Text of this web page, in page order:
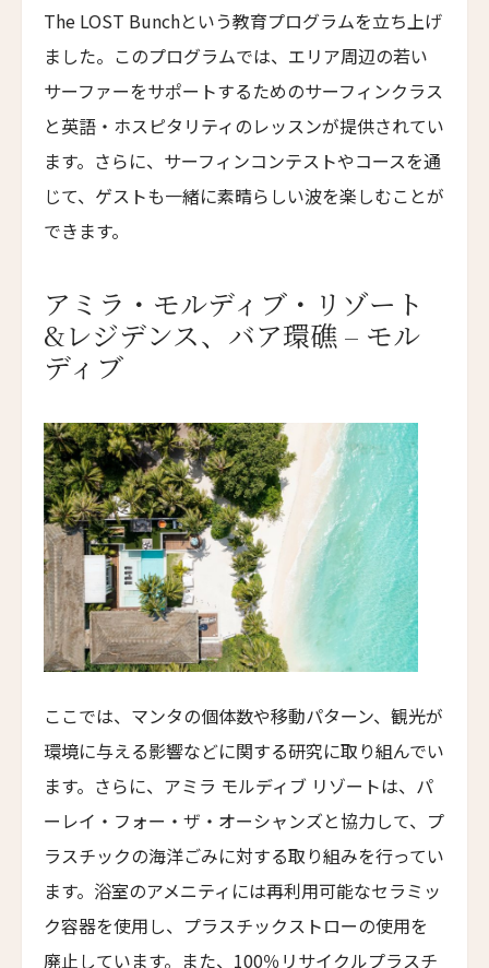
ファン・イェン・36・ホテル
HUANG YAN 36 Hotel
ヤンバイ・ヴィラ
Yanbai Villa
ジャンガラ・ドンファン
Jangala Dunhuang
LNホテル・ファイブ
カイプー・ベルフリー
Kaipuu Belfry
ザ・バッテリー
サウスブリッジ・ナパ・バレー
Southbridge Napa Valley
カーネロス・リゾート＆スパ
Carneros Resort and Spa
ヴィラ・ベルーノ ホテル＆スパ
Villa Beluno Hotel & Spa
コレントソレイク＆リバーホテル
Correntoso Lake & River Hotel
カサ・デ・ウコ ヴィンヤーズ＆ワインリゾート
Casa de Uco Vineyards & Wine Resort
カサ・ルシア
Casa Lucia
ケノア・エクスクルーシブ・ビーチ・スパ & リゾ
ート
Kenoa - Exclusive Beach Spa & Resort
エミリアーノ・サンパウロ
The LOST Bunchという教育プログラムを立ち上げ
ました。このプログラムでは、エリア周辺の若い
サーファーをサポートするためのサーフィンクラス
と英語・ホスピタリティのレッスンが提供されてい
ます。さらに、サーフィンコンテストやコースを通
じて、ゲストも一緒に素晴らしい波を楽しむことが
できます。
アミラ・モルディブ・リゾート
&レジデンス、バア環礁 – モル
ディブ
ここでは、マンタの個体数や移動パターン、観光が
環境に与える影響などに関する研究に取り組んでい
ます。さらに、アミラ モルディブ リゾートは、パ
ーレイ・フォー・ザ・オーシャンズと協力して、プ
ラスチックの海洋ごみに対する取り組みを行ってい
ます。浴室のアメニティには再利用可能なセラミッ
ク容器を使用し、プラスチックストローの使用を
廃止しています。また、100％リサイクルプラスチ
ニュースレター登録
名前（ローマ字）*
名前 （漢字）